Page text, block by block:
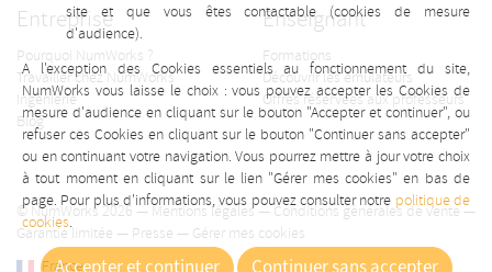
site et que vous êtes contactable (cookies de mesure
d'audience).
A l'exception des Cookies essentiels au fonctionnement du site,
NumWorks vous laisse le choix : vous pouvez accepter les Cookies de
mesure d'audience en cliquant sur le bouton "Accepter et continuer", ou
refuser ces Cookies en cliquant sur le bouton "Continuer sans accepter"
ou en continuant votre navigation. Vous pourrez mettre à jour votre choix
à tout moment en cliquant sur le lien "Gérer mes cookies" en bas de
page. Pour plus d'informations, vous pouvez consulter notre politique de
cookies.
Entreprise
Pourquoi NumWorks ?
Travailler chez NumWorks
Ingénierie
Blog
Enseignant
Formations
Découvrir les émulateurs
Offres réservées aux professeurs
© NumWorks 2026 — Mentions légales—Conditions générales de vente—
Garantie limitée — Presse — Gérer mes cookies
France